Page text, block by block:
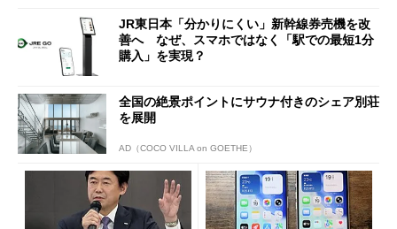
JR東日本「分かりにくい」新幹線券売機を改
善へ なぜ、スマホではなく「駅での最短1分
購入」を実現？
全国の絶景ポイントにサウナ付きのシェア別荘
を展開
AD（COCO VILLA on GOETHE）